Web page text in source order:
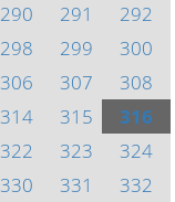
290 291
292
298 299
300
306 307
308
314 315
316
322 323
324
330 331
332